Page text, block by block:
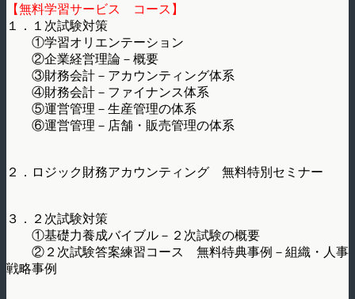
【無料学習サービス コース】
１．１次試験対策
①学習オリエンテーション
②企業経営理論－概要
③財務会計－アカウンティング体系
④財務会計－ファイナンス体系
⑤運営管理－生産管理の体系
⑥運営管理－店舗・販売管理の体系
２．ロジック財務アカウンティング 無料特別セミナー
３．２次試験対策
①基礎力養成バイブル－２次試験の概要
②２次試験答案練習コース 無料特典事例－組織・人事
戦略事例